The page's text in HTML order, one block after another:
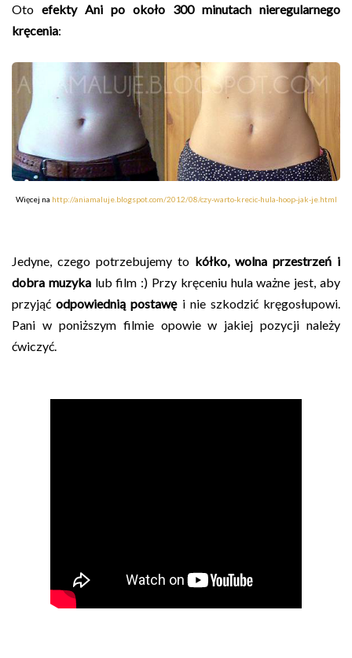
Oto efekty Ani po około 300 minutach nieregularnego
kręcenia:
Więcej na http://aniamaluje.blogspot.com/2012/08/czy-warto-krecic-hula-hoop-jak-je.html
Jedyne, czego potrzebujemy to kółko, wolna przestrzeń i
dobra muzykalub film :) Przy kręceniu hula ważne jest, aby
przyjąćodpowiednią postawęi nie szkodzić kręgosłupowi.
Pani w poniższym filmie opowie w jakiej pozycji należy
ćwiczyć.